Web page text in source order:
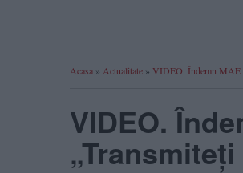
Acasa » Actualitate » VIDEO. Îndemn MAE
VIDEO.